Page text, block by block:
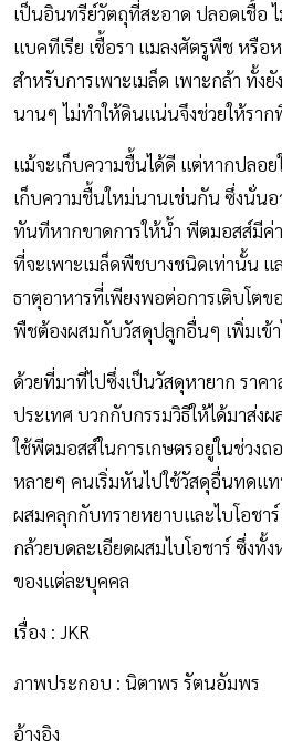
เป็นอินทรีย์วัตถุที่สะอาด ปลอดเชื้อ
แบคทีเรีย เชื้อรา แมลงศัตรูพืช หรือ
สำหรับการเพาะเมล็ด เพาะกล้า ทั้ง
นานๆ ไม่ทำให้ดินแน่นจึงช่วยให้ราก
แม้จะเก็บความชื้นได้ดี แต่หากปลอย
เก็บความชื้นใหม่นานเช่นกัน ซึ่งนั่น
ทันทีหากขาดการให้น้ำ พีตมอสส์มีค่า
ที่จะเพาะเมล็ดพืชบางชนิดเท่านั้น
ธาตุอาหารที่เพียงพอต่อการเติบโต
พืชต้องผสมกับวัสดุปลูกอื่นๆ เพิ่มเข้า
ด้วยที่มาที่ไปซึ่งเป็นวัสดุหายาก ราคา
ประเทศ บวกกับกรรมวิธีให้ได้มาส่ง
ใช้พีตมอสส์ในการเกษตรอยู่ในช่วงถ
หลายๆ คนเริ่มหันไปใช้วัสดุอื่นทดแท
ผสมคลุกกับทรายหยาบและไบโอชา
กล้วยบดละเอียดผสมไบโอชาร์ ซึ่ง
ของแต่ละบุคคล
เรื่อง : JKR
ภาพประกอบ : นิตาพร รัตนอัมพร
อ้างอิง